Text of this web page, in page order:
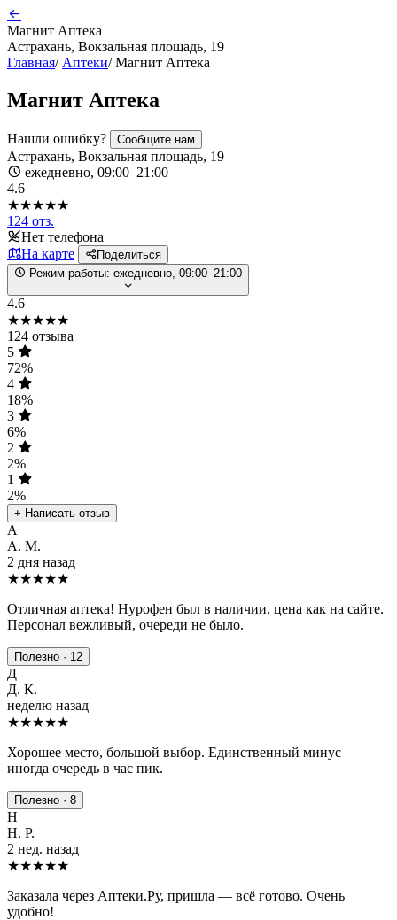
Магнит Аптека
Астрахань, Вокзальная площадь, 19
Главная/ Аптеки/ Магнит Аптека
Магнит Аптека
Нашли ошибку? Сообщите нам
Астрахань, Вокзальная площадь, 19
ежедневно, 09:00–21:00
4.6
★★★★★
124 отз.
Нет телефона
На карте
Поделиться
Режим работы: ежедневно, 09:00–21:00
4.6
★★★★★
124 отзыва
5
72%
4
18%
3
6%
2
2%
1
2%
+ Написать отзыв
А
А. М.
2 дня назад
★★★★★
Отличная аптека! Нурофен был в наличии, цена как на сайте.
Персонал вежливый, очереди не было.
Полезно · 12
Д
Д. К.
неделю назад
★★★★★
Хорошее место, большой выбор. Единственный минус —
иногда очередь в час пик.
Полезно · 8
Н
Н. Р.
2 нед. назад
★★★★★
Заказала через Аптеки.Ру, пришла — всё готово. Очень
удобно!